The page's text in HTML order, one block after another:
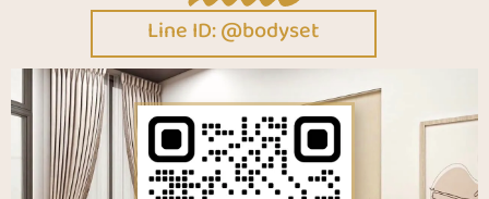
Line ID: @bodyset